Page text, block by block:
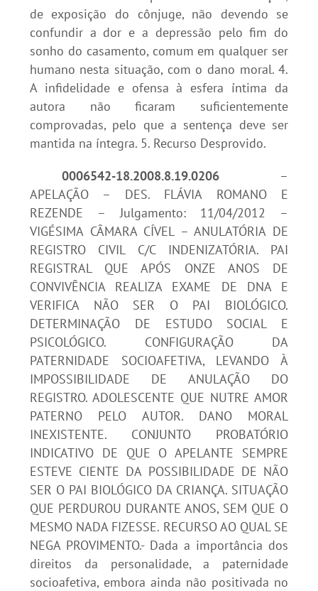
de exposição do cônjuge, não devendo se
confundir a dor e a depressão pelo fim do
sonho do casamento, comum em qualquer ser
humano nesta situação, com o dano moral. 4.
A infidelidade e ofensa à esfera íntima da
autora não ficaram suficientemente
comprovadas, pelo que a sentença deve ser
mantida na íntegra. 5. Recurso Desprovido.
0006542-18.2008.8.19.0206–
APELAÇÃO – DES. FLÁVIA ROMANO E
REZENDE – Julgamento: 11/04/2012 –
VIGÉSIMA CÂMARA CÍVEL – ANULATÓRIA DE
REGISTRO CIVIL C/C INDENIZATÓRIA. PAI
REGISTRAL QUE APÓS ONZE ANOS DE
CONVIVÊNCIA REALIZA EXAME DE DNA E
VERIFICA NÃO SER O PAI BIOLÓGICO.
DETERMINAÇÃO DE ESTUDO SOCIAL E
PSICOLÓGICO. CONFIGURAÇÃO DA
PATERNIDADE SOCIOAFETIVA, LEVANDO À
IMPOSSIBILIDADE DE ANULAÇÃO DO
REGISTRO. ADOLESCENTE QUE NUTRE AMOR
PATERNO PELO AUTOR. DANO MORAL
INEXISTENTE. CONJUNTO PROBATÓRIO
INDICATIVO DE QUE O APELANTE SEMPRE
ESTEVE CIENTE DA POSSIBILIDADE DE NÃO
SER O PAI BIOLÓGICO DA CRIANÇA. SITUAÇÃO
QUE PERDUROU DURANTE ANOS, SEM QUE O
MESMO NADA FIZESSE. RECURSO AO QUAL SE
NEGA PROVIMENTO.- Dada a importância dos
direitos da personalidade, a paternidade
socioafetiva, embora ainda não positivada no